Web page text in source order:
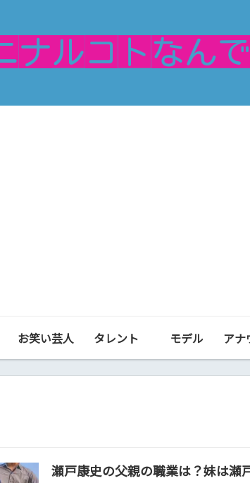
お笑い芸人 タレント モデル アナ
瀬戸康史の父親の職業は？妹は瀬